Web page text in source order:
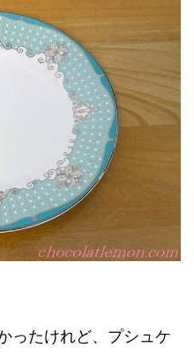
ったけれど、プシュケ